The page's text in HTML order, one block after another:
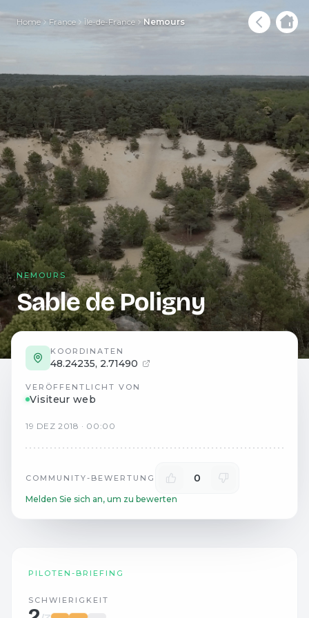
Home France Île-de-France Nemours
NEMOURS
Sable de Poligny
KOORDINATEN
48.24235, 2.71490
VERÖFFENTLICHT VON
Visiteur web
19 DEZ 2018 · 00:00
COMMUNITY-BEWERTUNG 0
Melden Sie sich an, um zu bewerten
PILOTEN-BRIEFING
SCHWIERIGKEIT